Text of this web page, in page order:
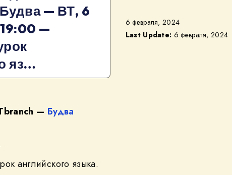
— ВТ, 6
—
яз…
6 февраля, 2024
Last Update: 6 февраля, 2024
— Будва
английского языка.